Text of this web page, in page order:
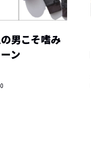
男こそ嗜み
ン